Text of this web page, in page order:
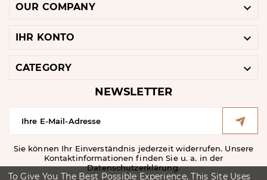
To Give You The Best Possible Experience, This Site Uses
OUR COMPANY 
IHR KONTO 
CATEGORY 
NEWSLETTER
Sie können Ihr Einverständnis jederzeit widerrufen. Unsere
Kontaktinformationen finden Sie u. a. in der
Datenschutzerklärung.